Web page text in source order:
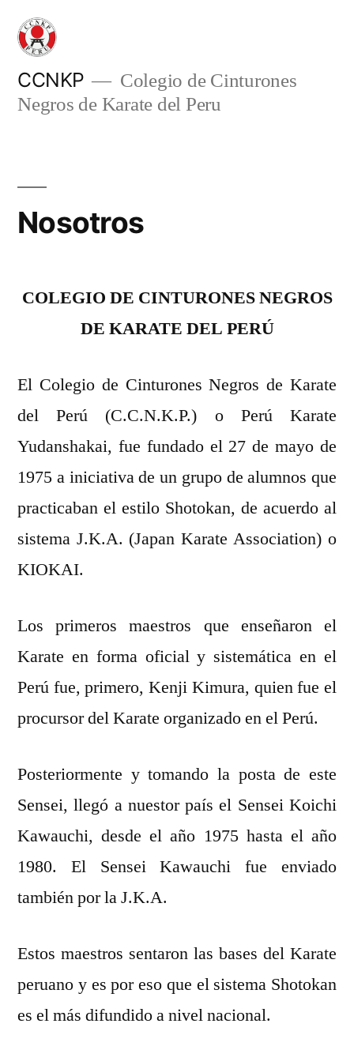
Skip
content
CCNKP
Colegio de Cinturones
Negros de Karate del Peru
Nosotros
COLEGIO DE CINTURONES NEGROS
DE KARATE DEL PERÚ
El Colegio de Cinturones Negros de Karate
del Perú (C.C.N.K.P.) o Perú Karate
Yudanshakai, fue fundado el 27 de mayo de
1975 a iniciativa de un grupo de alumnos que
practicaban el estilo Shotokan, de acuerdo al
sistema J.K.A. (Japan Karate Association) o
KIOKAI.
Los primeros maestros que enseñaron el
Karate en forma oficial y sistemática en el
Perú fue, primero, Kenji Kimura, quien fue el
procursor del Karate organizado en el Perú.
Posteriormente y tomando la posta de este
Sensei, llegó a nuestor país el Sensei Koichi
Kawauchi, desde el año 1975 hasta el año
1980. El Sensei Kawauchi fue enviado
también por la J.K.A.
Estos maestros sentaron las bases del Karate
peruano y es por eso que el sistema Shotokan
es el más difundido a nivel nacional.